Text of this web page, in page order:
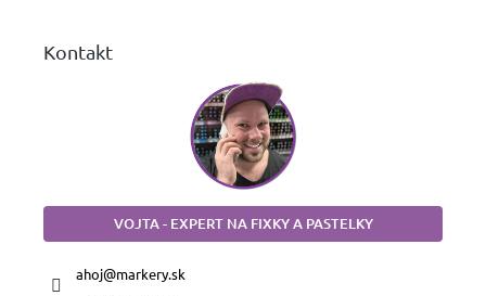
Kontakt
VOJTA - EXPERT NA FIXKY A PASTELKY
ahoj@markery.sk